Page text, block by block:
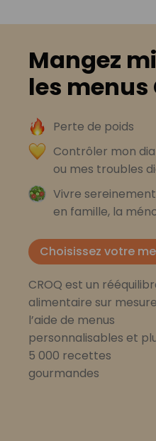
Mangez
les menus
Perte de poids
Contrôler mon
ou mes troubles
Vivre
en famille, la
Choisissez votre
CROQ est un
alimentaire sur
l’aide de menus
personnalisables et
5 000 recettes
gourmandes